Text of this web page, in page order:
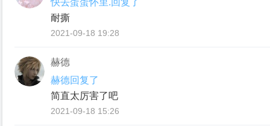
快去蛋蛋怀里.回复了
耐撕
2021-09-18 19:28
赫德
赫德回复了
简直太厉害了吧
2021-09-18 15:26